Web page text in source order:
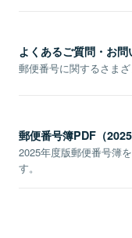
よくあるご質問・お問
郵便番号に関するさまざ
郵便番号簿PDF（2025
2025年度版郵便番号簿
す。